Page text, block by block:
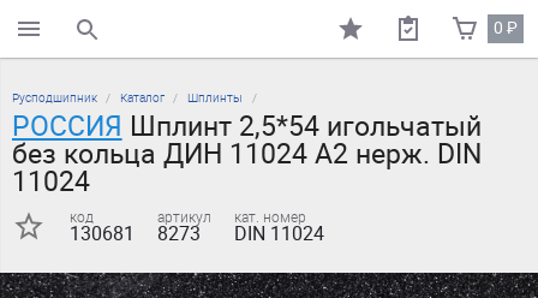
поиск по каталогу 0₽
Русподшипник Каталог Шплинты
РОССИЯ Шплинт 2,5*54 игольчатый
без кольца ДИН 11024 А2 нерж. DIN
11024
код
130681
артикул
8273
кат. номер
DIN 11024